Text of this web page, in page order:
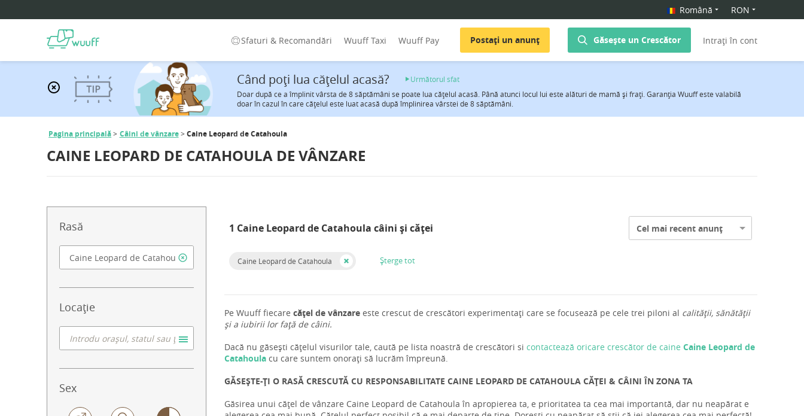
Română RON
Sfaturi & Recomandări Wuuff Taxi Wuuff Pay Postați un anunț Găsește un Crescător Intrați în cont
Când poţi lua căţelul acasă?
Următorul sfat
Doar după ce a împlinit vârsta de 8 săptămâni se poate lua căţelul acasă. Până atunci locul lui este alături de mamă şi fraţi. Garanţia Wuuff este valabilă
doar în cazul în care căţelul este luat acasă după împlinirea vârstei de 8 săptămâni.
Pagina principală Câini de vânzare Caine Leopard de Catahoula
CAINE LEOPARD DE CATAHOULA DE VÂNZARE
Rasă
Locație
Sex
1 Caine Leopard de Catahoula câini și căței Cel mai recent anunț
Caine Leopard de Catahoula Șterge tot
Pe Wuuff fiecare cățel de vânzare este crescut de crescători experimentați care se focusează pe cele trei piloni al calității, sănătății
și a iubirii lor față de câini.
Dacă nu găsești cățelul visurilor tale, caută pe lista noastră de crescători si contactează oricare crescător de caine Caine Leopard de
Catahoula cu care suntem onorați să lucrăm împreună.
GĂSEȘTE-ȚI O RASĂ CRESCUTĂ CU RESPONSABILITATE CAINE LEOPARD DE CATAHOULA CĂȚEI & CÂINI ÎN ZONA TA
Găsirea unui cățel de vânzare Caine Leopard de Catahoula în apropierea ta, e prioritatea ta cea mai importantă, dar nu neapărat e